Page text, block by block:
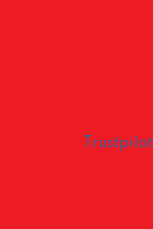
Trustpilot